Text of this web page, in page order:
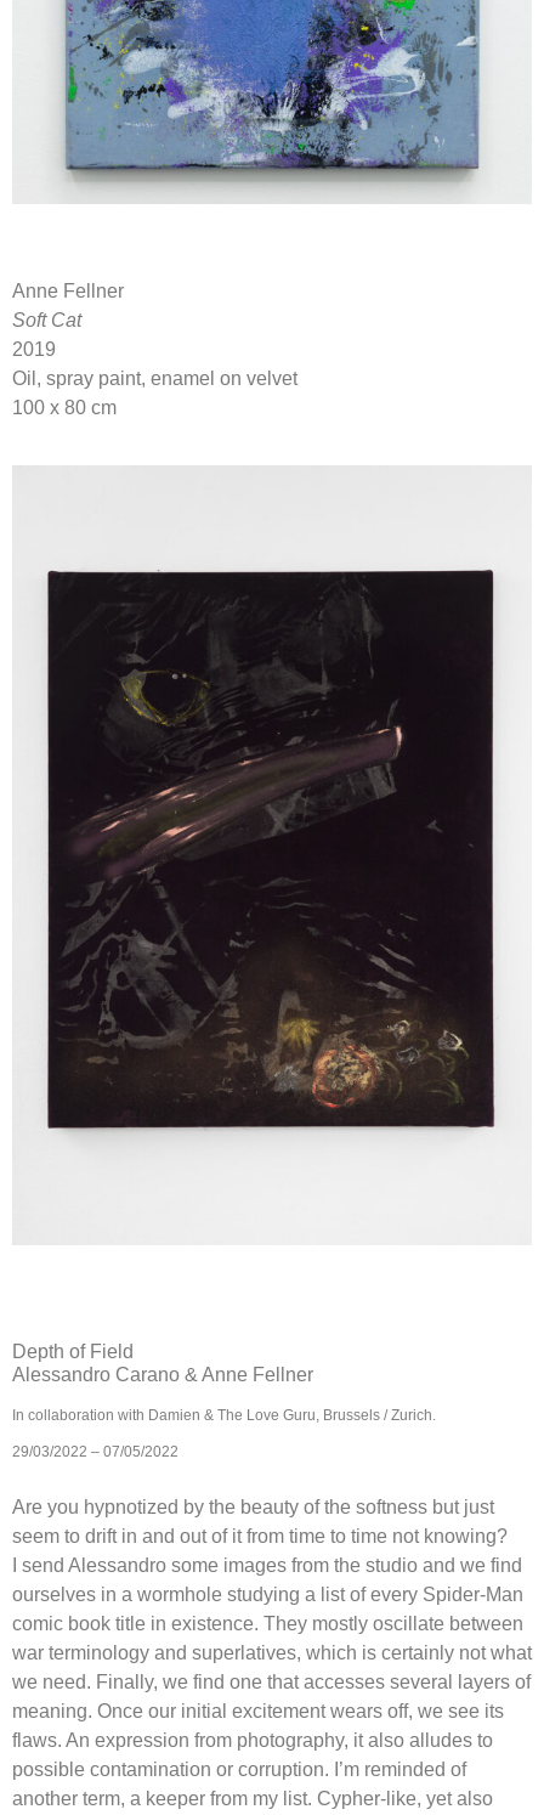
Anne Fellner
Soft Cat
2019
Oil, spray paint, enamel on velvet
100 x 80 cm
Depth of Field
Alessandro Carano & Anne Fellner
In collaboration with Damien & The Love Guru, Brussels / Zurich.
29/03/2022 – 07/05/2022
Are you hypnotized by the beauty of the softness but just
seem to drift in and out of it from time to time not knowing?
I send Alessandro some images from the studio and we find
ourselves in a wormhole studying a list of every Spider-Man
comic book title in existence. They mostly oscillate between
war terminology and superlatives, which is certainly not what
we need. Finally, we find one that accesses several layers of
meaning. Once our initial excitement wears off, we see its
flaws. An expression from photography, it also alludes to
possible contamination or corruption. I’m reminded of
another term, a keeper from my list. Cypher-like, yet also